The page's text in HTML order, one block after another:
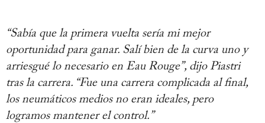
“Sabía que la primera vuelta sería mi mejor
oportunidad para ganar. Salí bien de la curva uno y
arriesgué lo necesario en Eau Rouge”, dijo Piastri
tras la carrera. “Fue una carrera complicada al final,
los neumáticos medios no eran ideales, pero
logramos mantener el control.”